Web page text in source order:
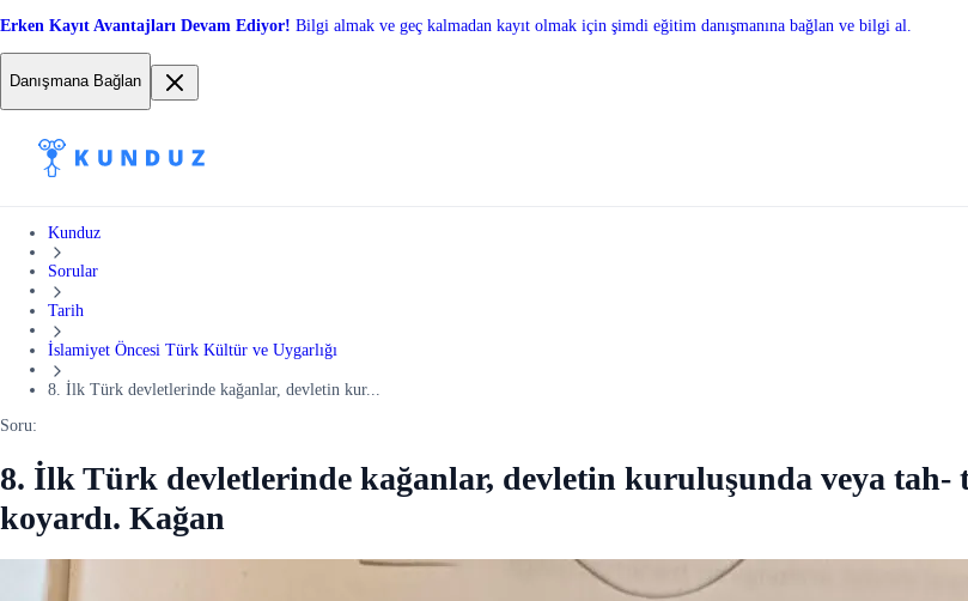
Erken Kayıt Avantajları Devam Ediyor! Bilgi almak ve geç kalmadan kayıt olmak için şimdi eğitim danışmanına bağlan ve bilgi al.
Danışmana Bağlan
Kunduz
Sorular
Tarih
İslamiyet Öncesi Türk Kültür ve Uygarlığı
8. İlk Türk devletlerinde kağanlar, devletin kur...
Soru:
8. İlk Türk devletlerinde kağanlar, devletin kuruluşunda veya tah-
koyardı. Kağan